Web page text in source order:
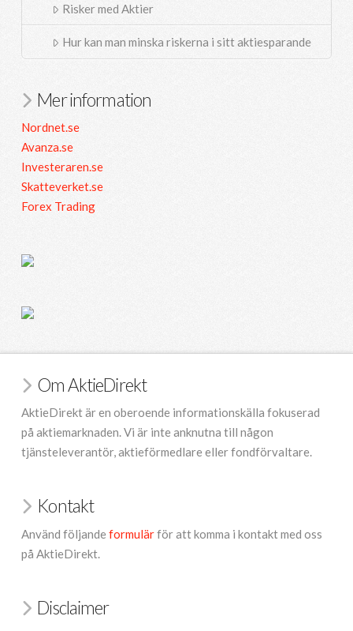
Risker med Aktier
Hur kan man minska riskerna i sitt aktiesparande
Mer information
Nordnet.se
Avanza.se
Investeraren.se
Skatteverket.se
Forex Trading
Om AktieDirekt
AktieDirekt är en oberoende informationskälla fokuserad
på aktiemarknaden. Vi är inte anknutna till någon
tjänsteleverantör, aktieförmedlare eller fondförvaltare.
Kontakt
Använd följande formulärför att komma i kontakt med oss
på AktieDirekt.
Disclaimer